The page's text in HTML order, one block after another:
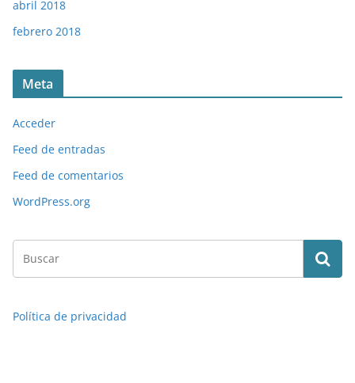
abril 2018
febrero 2018
Meta
Acceder
Feed de entradas
Feed de comentarios
WordPress.org
Política de privacidad